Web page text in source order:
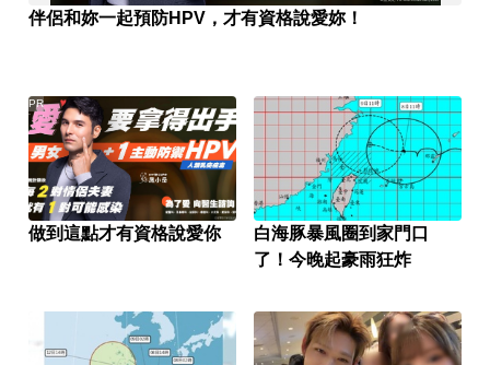
伴侶和妳一起預防HPV，才有資格說愛妳！
做到這點才有資格說愛你
PR
白海豚暴風圈到家門口
了！今晚起豪雨狂炸